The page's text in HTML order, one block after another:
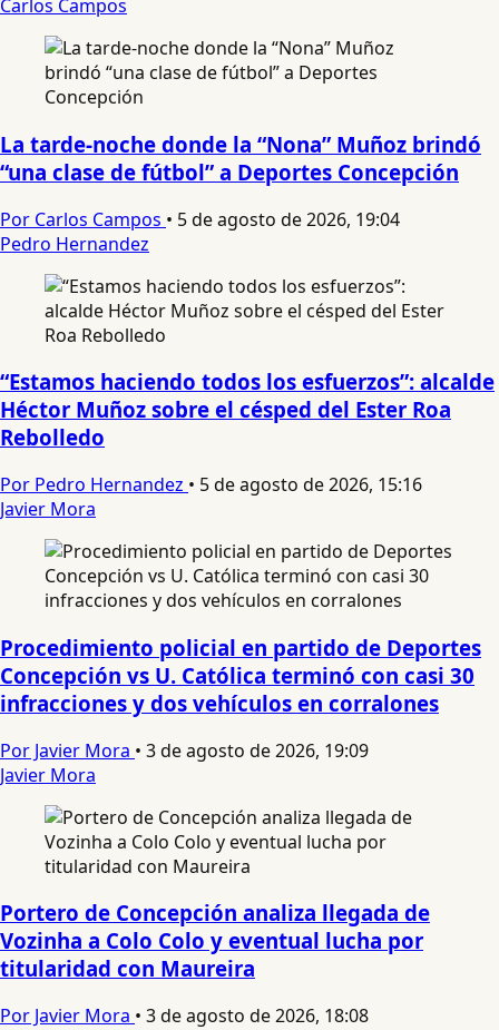
Carlos Campos
La tarde-noche donde la “Nona” Muñoz brindó
“una clase de fútbol” a Deportes Concepción
Por Carlos Campos • 5 de agosto de 2026, 19:04
Pedro Hernandez
“Estamos haciendo todos los esfuerzos”: alcalde
Héctor Muñoz sobre el césped del Ester Roa
Rebolledo
Por Pedro Hernandez • 5 de agosto de 2026, 15:16
Javier Mora
Procedimiento policial en partido de Deportes
Concepción vs U. Católica terminó con casi 30
infracciones y dos vehículos en corralones
Por Javier Mora • 3 de agosto de 2026, 19:09
Javier Mora
Portero de Concepción analiza llegada de
Vozinha a Colo Colo y eventual lucha por
titularidad con Maureira
Por Javier Mora • 3 de agosto de 2026, 18:08